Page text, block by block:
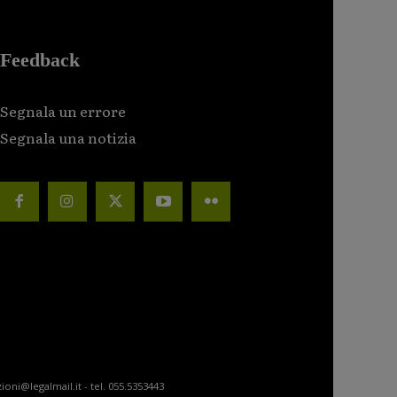
Feedback
Segnala un errore
Segnala una notizia
- tel. 055.5353443